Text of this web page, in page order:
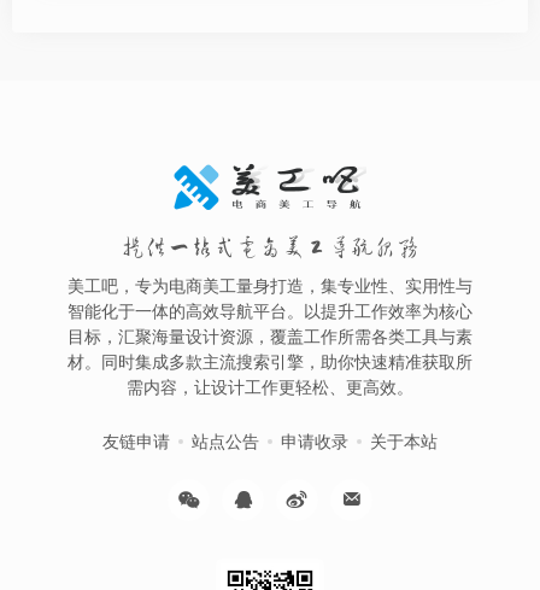
提供一站式电商美工导航服务
美工吧，专为电商美工量身打造，集专业性、实用性与
智能化于一体的高效导航平台。以提升工作效率为核心
目标，汇聚海量设计资源，覆盖工作所需各类工具与素
材。同时集成多款主流搜索引擎，助你快速精准获取所
需内容，让设计工作更轻松、更高效。
友链申请 站点公告 申请收录 关于本站